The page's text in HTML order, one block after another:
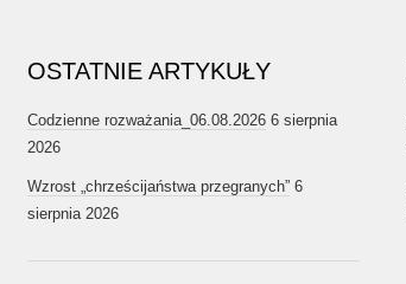
OSTATNIE ARTYKUŁY
Codzienne rozważania_06.08.2026 6 sierpnia
2026
Wzrost „chrześcijaństwa przegranych” 6
sierpnia 2026